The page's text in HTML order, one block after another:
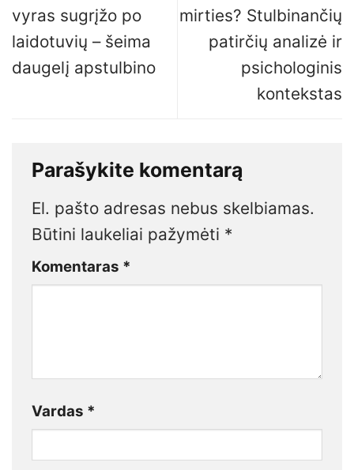
vyras sugrįžo po
laidotuvių – šeima
daugelį apstulbino
mirties? Stulbinančių
patirčių analizė ir
psichologinis
kontekstas
Parašykite komentarą
El. pašto adresas nebus skelbiamas.
Būtini laukeliai pažymėti *
Komentaras *
Vardas *